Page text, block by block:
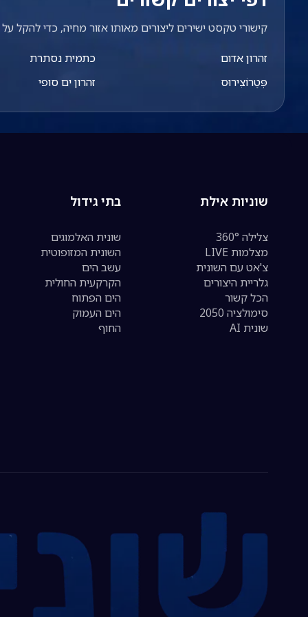
קישורי טקסט ישירים ליצורים מאותו אזור מחיה, כדי להקל
זהרון אדום
פְּטֶרוֹצִירוּס
כתמית נסתרת
זהרון ים סופי
שוניות אילת
צלילה 360°
מצלמות LIVE
צ'אט עם השונית
גלריית היצורים
הכל קשור
סימולציה 2050
שונית AI
בתי גידול
שונית האלמוגים
השונית המזופוטית
עשב הים
הקרקעית החולית
הים הפתוח
הים העמוק
החוף